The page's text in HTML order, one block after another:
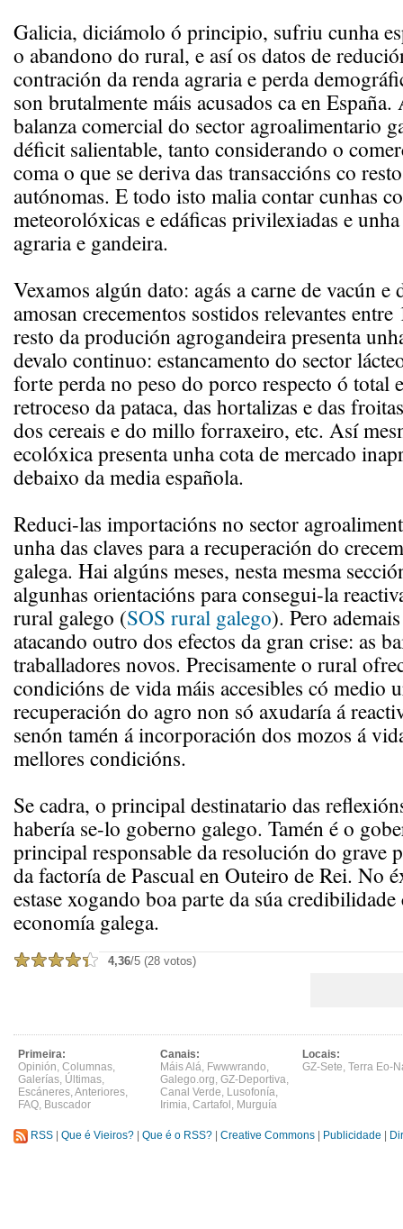
Galicia, diciámolo ó principio, sufriu cunha
o abandono do rural, e así os datos de
contración da renda agraria e perda
son brutalmente máis acusados ca en
balanza comercial do sector agroalimentario
déficit salientable, tanto considerando o
coma o que se deriva das transaccións co
autónomas. E todo isto malia contar cunhas
meteorolóxicas e edáficas privilexiadas e
agraria e gandeira.
Vexamos algún dato: agás a carne de vacún e
amosan crecementos sostidos relevantes
resto da produción agrogandeira presenta
devalo continuo: estancamento do sector
forte perda no peso do porco respecto ó total
retroceso da pataca, das hortalizas e das
dos cereais e do millo forraxeiro, etc. Así
ecolóxica presenta unha cota de mercado
debaixo da media española.
Reduci-las importacións no sector
unha das claves para a recuperación do
galega. Hai algúns meses, nesta mesma
algunhas orientacións para consegui-la
rural galego (SOS rural galego). Pero
atacando outro dos efectos da gran crise: as
traballadores novos. Precisamente o rural
condicións de vida máis accesibles có medio
recuperación do agro non só axudaría á
senón tamén á incorporación dos mozos á
mellores condicións.
Se cadra, o principal destinatario das
habería se-lo goberno galego. Tamén é o
principal responsable da resolución do grave
da factoría de Pascual en Outeiro de Rei. No
estase xogando boa parte da súa
economía galega.
4,36/5 (28 votos)
Primeira:
Opinión, Columnas,
Galerías, Últimas,
Escáneres,Anteriores,
FAQ, Buscador
Canais:
Máis Alá, Fwwwrando,
Galego.org, GZ-Deportiva,
Canal Verde, Lusofonía,
Irimia, Cartafol , Murguía
Locais:
GZ-Sete, Terra Eo-
RSS Que é Vieiros? Que é o RSS? Creative Commons Publicidade